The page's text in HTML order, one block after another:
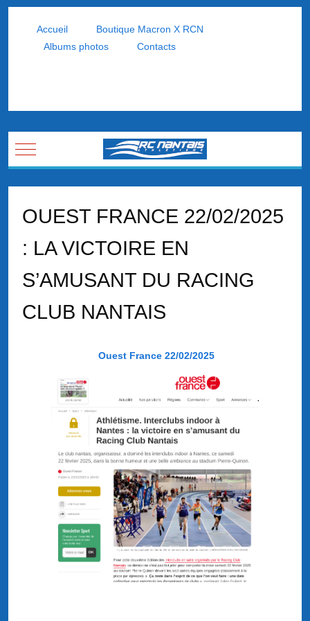
Accueil
Boutique Macron X RCN
Albums photos
Contacts
Mobile Menu Toggle
OUEST FRANCE 22/02/2025
: LA VICTOIRE EN
S’AMUSANT DU RACING
CLUB NANTAIS
Ouest France 22/02/2025